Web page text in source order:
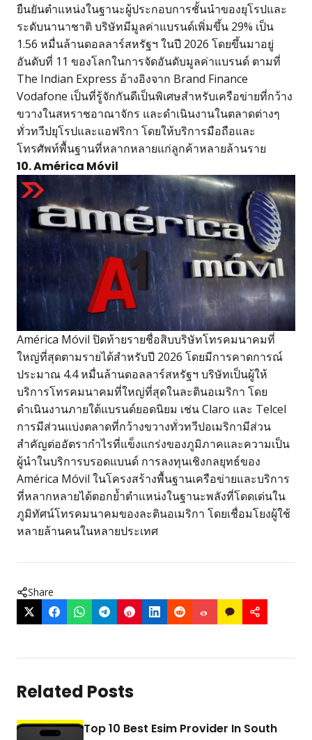
ยืนยันตำแหน่งในฐานะผู้ประกอบการชั้นนำของยุโรปและ
ระดับนานาชาติ บริษัทมีมูลค่าแบรนด์เพิ่มขึ้น 29% เป็น
1.56 หมื่นล้านดอลลาร์สหรัฐฯ ในปี 2026 โดยขึ้นมาอยู่
อันดับที่ 11 ของโลกในการจัดอันดับมูลค่าแบรนด์ ตามที่
The Indian Express อ้างอิงจาก Brand Finance
Vodafone เป็นที่รู้จักกันดีเป็นพิเศษสำหรับเครือข่ายที่กว้าง
ขวางในสหราชอาณาจักร และดำเนินงานในตลาดต่างๆ
ทั่วทวีปยุโรปและแอฟริกา โดยให้บริการมือถือและ
โทรศัพท์พื้นฐานที่หลากหลายแก่ลูกค้าหลายล้านราย
10. América Móvil
América Móvil ปิดท้ายรายชื่อสิบบริษัทโทรคมนาคมที่
ใหญ่ที่สุดตามรายได้สำหรับปี 2026 โดยมีการคาดการณ์
ประมาณ 4.4 หมื่นล้านดอลลาร์สหรัฐฯ บริษัทเป็นผู้ให้
บริการโทรคมนาคมที่ใหญ่ที่สุดในละตินอเมริกา โดย
ดำเนินงานภายใต้แบรนด์ยอดนิยม เช่น Claro และ Telcel
การมีส่วนแบ่งตลาดที่กว้างขวางทั่วทวีปอเมริกามีส่วน
สำคัญต่ออัตรากำไรที่แข็งแกร่งของภูมิภาคและความเป็น
ผู้นำในบริการบรอดแบนด์ การลงทุนเชิงกลยุทธ์ของ
América Móvil ในโครงสร้างพื้นฐานเครือข่ายและบริการ
ที่หลากหลายได้ตอกย้ำตำแหน่งในฐานะพลังที่โดดเด่นใน
ภูมิทัศน์โทรคมนาคมของละตินอเมริกา โดยเชื่อมโยงผู้ใช้
หลายล้านคนในหลายประเทศ
Share
Related Posts
Top 10 Best Esim Provider In South